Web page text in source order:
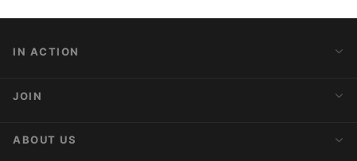
IN ACTION
JOIN
Activist Network
ABOUT US